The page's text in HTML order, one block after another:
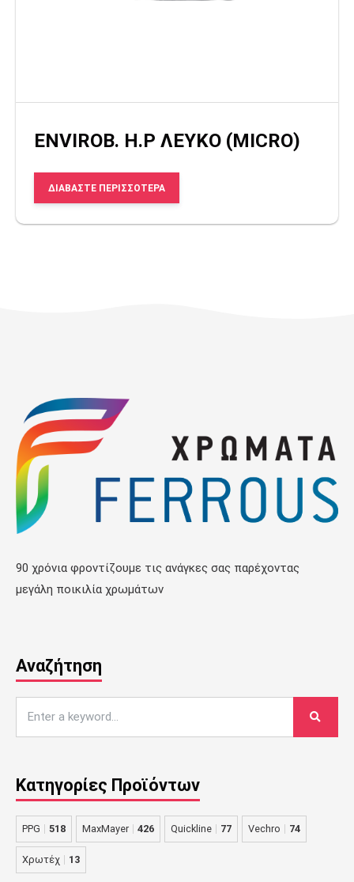
ENVIROB. H.P ΛΕΥΚΟ (MICRO)
ΔΙΑΒΆΣΤΕ ΠΕΡΙΣΣΌΤΕΡΑ
90 χρόνια φροντίζουμε τις ανάγκες σας παρέχοντας
μεγάλη ποικιλία χρωμάτων
Αναζήτηση
Κατηγορίες Προϊόντων
PPG 518 MaxMayer 426 Quickline 77 Vechro 74
Χρωτέχ 13